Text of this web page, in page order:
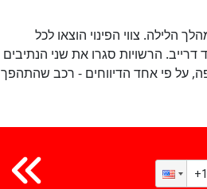
הלילה. צווי הפינוי הוצאו לכל
בולוורד בין הכביש המהיר (פריוויי) 5 וקריקסייד דרייב. הרשויות סגרו את שני הנתיבים
סיבת השריפה, על פי אחד הדיווחים - רכב שהתהפך